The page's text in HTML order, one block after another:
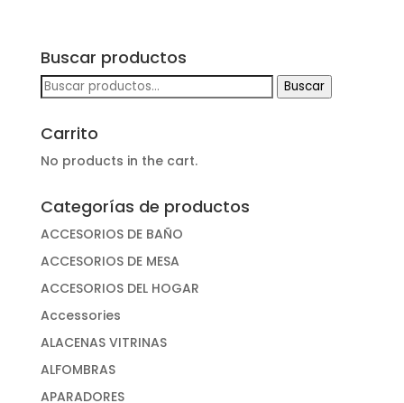
Buscar productos
Buscar
por:
Buscar
Carrito
No products in the cart.
Categorías de productos
ACCESORIOS DE BAÑO
ACCESORIOS DE MESA
ACCESORIOS DEL HOGAR
Accessories
ALACENAS VITRINAS
ALFOMBRAS
APARADORES